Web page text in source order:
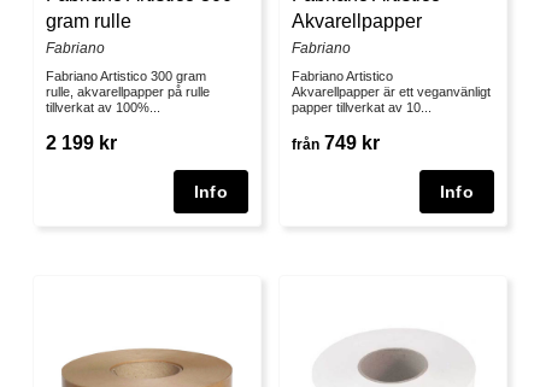
gram rulle
Fabriano
Fabriano Artistico 300 gram
rulle, akvarellpapper på rulle
tillverkat av 100%...
2 199 kr
Akvarellpapper
Fabriano
Fabriano Artistico
Akvarellpapper är ett veganvänligt
papper tillverkat av 10...
från 749 kr